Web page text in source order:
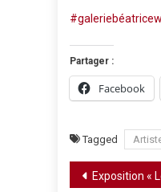
Partager :
Facebook
Tagged
Exposition « Le